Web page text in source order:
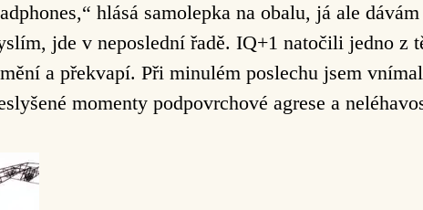
hlásá samolepka na obalu, já ale
jde v neposlední řadě. IQ+1 natočili jedno z
a překvapí. Při minulém poslechu jsem
momenty podpovrchové agrese a